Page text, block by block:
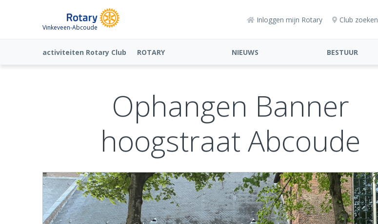
Vinkeveen-Abcoude
Inloggen mijn Rotary Club zoeken
activiteiten Rotary Club ROTARY NIEUWS BESTUUR
Ophangen Banner
hoogstraat Abcoude